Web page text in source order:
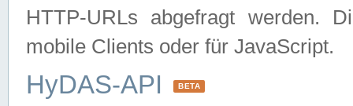
HTTP-URLs abgefragt werden.
mobile Clients oder für JavaScript.
HyDAS-API BETA